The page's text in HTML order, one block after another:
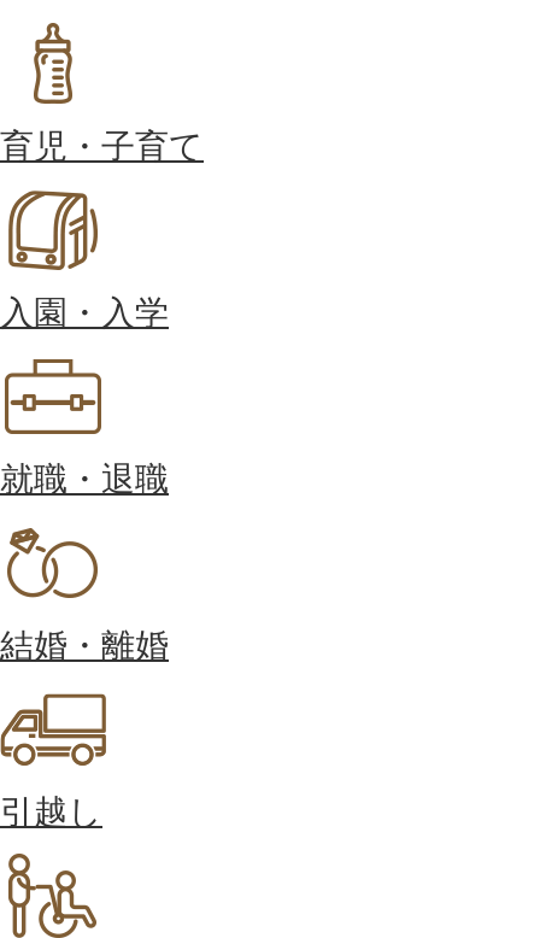
育児・子育て
入園・入学
就職・退職
結婚・離婚
引越し